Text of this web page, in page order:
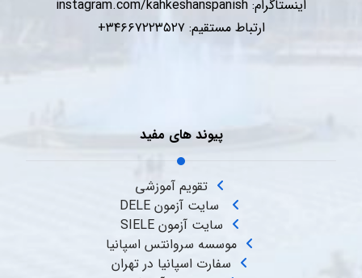
اینستاگرام: instagram.com/kahkeshanspanish
ارتباط مستقیم: ۳۴۶۶۷۲۲۳۵۲۷+
پیوند های مفید
تقویم آموزشی
سایت آزمون DELE
سایت آزمون SIELE
موسسه سروانتس اسپانیا
سفارت اسپانیا در تهران